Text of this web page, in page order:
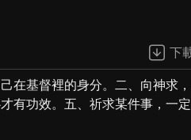
下
在基督裡的身分。二、向神求
有功效。五、祈求某件事，一